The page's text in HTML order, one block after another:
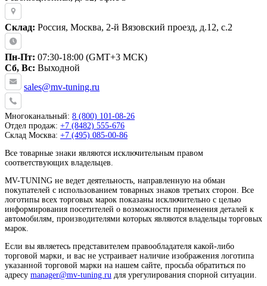
Склад: Россия, Москва, 2-й Вязовский проезд, д.12, с.2
Пн-Пт: 07:30-18:00 (GMT+3 МСК)
Сб, Вс: Выходной
sales@mv-tuning.ru
Многоканальный: 8 (800) 101-08-26
Отдел продаж: +7 (8482) 555-676
Склад Москва: +7 (495) 085-00-86
Все товарные знаки являются исключительным правом
соответствующих владельцев.
MV-TUNING не ведет деятельность, направленную на обман
покупателей с использованием товарных знаков третьих сторон. Все
логотипы всех торговых марок показаны исключительно с целью
информирования посетителей о возможности применения деталей к
автомобилям, производителями которых являются владельцы торговых
марок.
Если вы являетесь представителем правообладателя какой-либо
торговой марки, и вас не устраивает наличие изображения логотипа
указанной торговой марки на нашем сайте, просьба обратиться по
адресу manager@mv-tuning.ru для урегулирования спорной ситуации.